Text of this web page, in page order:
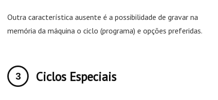
Outra característica ausente é a possibilidade de gravar na
memória da máquina o ciclo (programa) e opções preferidas.
Ciclos Especiais